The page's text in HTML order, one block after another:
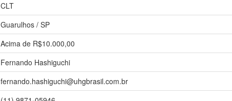
CLT
Guarulhos / SP
Acima de R$10.000,00
Fernando Hashiguchi
fernando.hashiguchi@uhgbrasil.com.br